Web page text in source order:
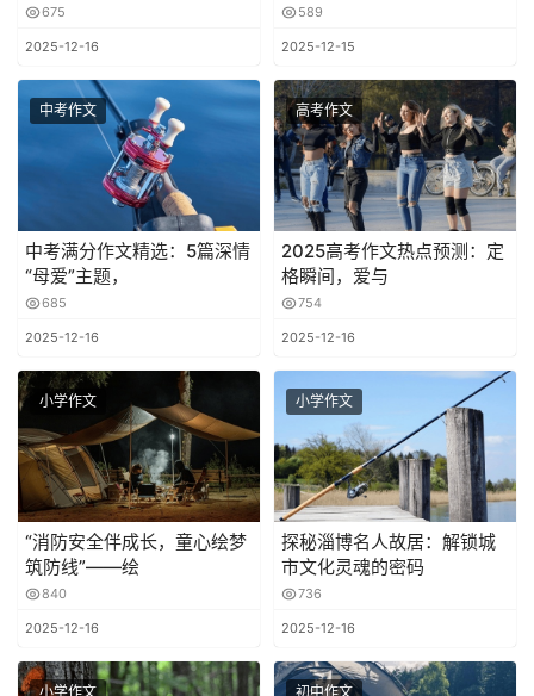
675
2025-12-16
589
2025-12-15
中考作文
中考满分作文精选：5篇深情
“母爱”主题，
685
2025-12-16
高考作文
2025高考作文热点预测：定
格瞬间，爱与
754
2025-12-16
小学作文
“消防安全伴成长，童心绘梦
筑防线”——绘
840
2025-12-16
小学作文
探秘淄博名人故居：解锁城
市文化灵魂的密码
736
2025-12-16
小学作文 初中作文